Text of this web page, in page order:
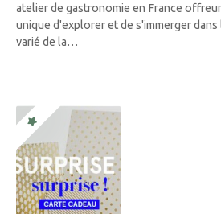
atelier de gastronomie en France
unique d'explorer et de s'immerger
varié de la…